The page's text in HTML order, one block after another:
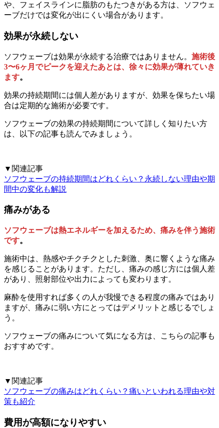
や、フェイスラインに脂肪のもたつきがある方は、ソフウェ
ーブだけでは変化が出にくい場合があります。
効果が永続しない
ソフウェーブは効果が永続する治療ではありません。 施術後
3〜6ヶ月でピークを迎えたあとは、徐々に効果が薄れていき
ます。
効果の持続期間には個人差がありますが、効果を保ちたい場
合は定期的な施術が必要です。
ソフウェーブの効果の持続期間について詳しく知りたい方
は、以下の記事も読んでみましょう。
▼関連記事
ソフウェーブの持続期間はどれくらい？永続しない理由や期
間中の変化も解説
痛みがある
ソフウェーブは熱エネルギーを加えるため、痛みを伴う施術
です。
施術中は、熱感やチクチクとした刺激、奥に響くような痛み
を感じることがあります。ただし、痛みの感じ方には個人差
があり、照射部位や出力によっても変わります。
麻酔を使用すれば多くの人が我慢できる程度の痛みではあり
ますが、痛みに弱い方にとってはデメリットと感じるでしょ
う。
ソフウェーブの痛みについて気になる方は、こちらの記事も
おすすめです。
▼関連記事
ソフウェーブの痛みはどれくらい？痛いといわれる理由や対
策も紹介
費用が高額になりやすい